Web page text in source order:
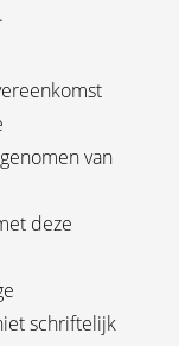
van
deze
schriftelijk